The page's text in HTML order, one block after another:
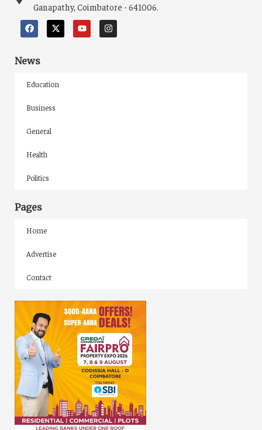
Ganapathy, Coimbatore - 641006.
News
Education
Business
General
Health
Politics
Pages
Home
Advertise
Contact